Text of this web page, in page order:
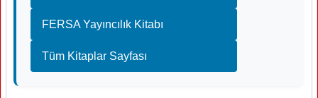
FERSA Yayıncılık Kitabı
Tüm Kitaplar Sayfası